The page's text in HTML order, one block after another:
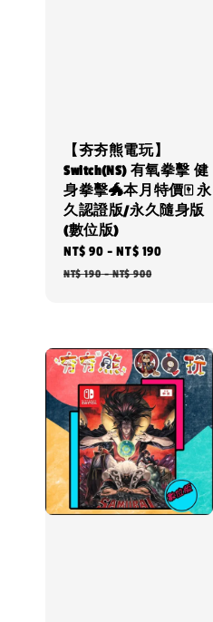
【夯夯熊電玩】
Switch(NS) 有氧拳擊 健
身拳擊🐲本月特價🀄 永
久認證版/永久隨身版
(數位版)
Sale
price
NT$ 90 -NT$ 190
NT$ 190-NT$ 900